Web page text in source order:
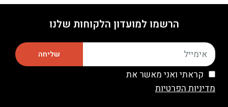
הרשמו למועדון הלקוחות שלנו
קראתי ואני מאשר את
מדיניות הפרטיות
שליחה